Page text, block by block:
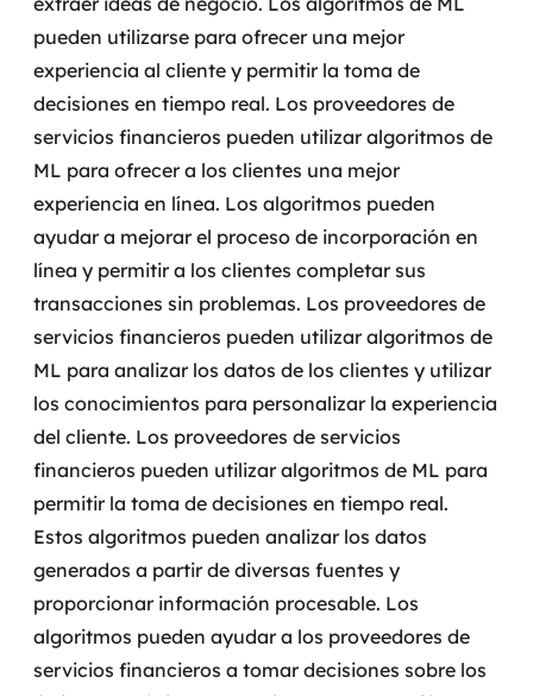
pueden utilizarse para ofrecer una mejor
experiencia al cliente y permitir la toma de
decisiones en tiempo real. Los proveedores de
servicios financieros pueden utilizar algoritmos de
ML para ofrecer a los clientes una mejor
experiencia en línea. Los algoritmos pueden
ayudar a mejorar el proceso de incorporación en
línea y permitir a los clientes completar sus
transacciones sin problemas. Los proveedores de
servicios financieros pueden utilizar algoritmos de
ML para analizar los datos de los clientes y utilizar
los conocimientos para personalizar la experiencia
del cliente. Los proveedores de servicios
financieros pueden utilizar algoritmos de ML para
permitir la toma de decisiones en tiempo real.
Estos algoritmos pueden analizar los datos
generados a partir de diversas fuentes y
proporcionar información procesable. Los
algoritmos pueden ayudar a los proveedores de
servicios financieros a tomar decisiones sobre los